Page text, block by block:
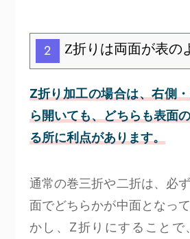
2 Z折りは両面が表の
Z折り加工の場合は、右側
ら開いても、どちらも表面
る所に利点があります。
通常の巻三折や二折は、必
面でどちらかが中面となっ
かし、Z折りにすることで